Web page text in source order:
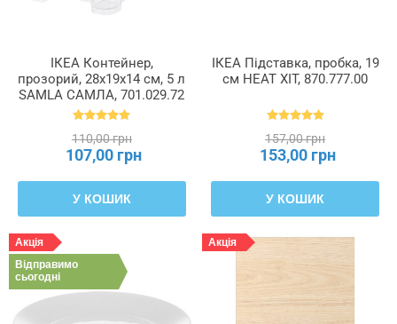
ІКЕА Контейнер,
прозорий, 28x19x14 см, 5 л
SAMLA САМЛА, 701.029.72
110,00 грн
107,00 грн
У КОШИК
ІКЕА Підставка, пробка, 19
см HEAT ХІТ, 870.777.00
157,00 грн
153,00 грн
У КОШИК
Акція
Відправимо
сьогодні
Акція